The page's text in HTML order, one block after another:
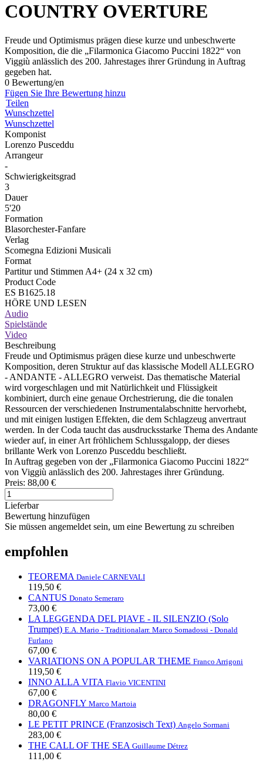
COUNTRY OVERTURE
Freude und Optimismus prägen diese kurze und unbeschwerte
Komposition, die die „Filarmonica Giacomo Puccini 1822“ von
Viggiù anlässlich des 200. Jahrestages ihrer Gründung in Auftrag
gegeben hat.
0 Bewertung/en
Fügen Sie Ihre Bewertung hinzu
Teilen
Wunschzettel
Wunschzettel
Komponist
Lorenzo Pusceddu
Arrangeur
-
Schwierigkeitsgrad
3
Dauer
5'20
Formation
Blasorchester-Fanfare
Verlag
Scomegna Edizioni Musicali
Format
Partitur und Stimmen A4+ (24 x 32 cm)
Product Code
ES B1625.18
HÖRE UND LESEN
Audio
Spielstände
Video
Beschreibung
Freude und Optimismus prägen diese kurze und unbeschwerte
Komposition, deren Struktur auf das klassische Modell ALLEGRO
- ANDANTE - ALLEGRO verweist. Das thematische Material
wird vorgeschlagen und mit Natürlichkeit und Flüssigkeit
kombiniert, durch eine genaue Orchestrierung, die die tonalen
Ressourcen der verschiedenen Instrumentalabschnitte hervorhebt,
und mit einigen lustigen Effekten, die dem Schlagzeug anvertraut
werden. In der Coda taucht das ausdrucksstarke Thema des Andante
wieder auf, in einer Art fröhlichem Schlussgalopp, der dieses
brillante Werk von Lorenzo Pusceddu beschließt.
In Auftrag gegeben von der „Filarmonica Giacomo Puccini 1822“
von Viggiù anlässlich des 200. Jahrestages ihrer Gründung.
Preis: 88,00 €
Lieferbar
Bewertung hinzufügen
Sie müssen angemeldet sein, um eine Bewertung zu schreiben
empfohlen
TEOREMA Daniele CARNEVALI
119,50 €
CANTUS Donato Semeraro
73,00 €
LA LEGGENDA DEL PIAVE - IL SILENZIO (Solo
Trumpet) E.A. Mario - Traditionalarr. Marco Somadossi - Donald
Furlano
67,00 €
VARIATIONS ON A POPULAR THEME Franco Arrigoni
119,50 €
INNO ALLA VITA Flavio VICENTINI
67,00 €
DRAGONFLY Marco Martoia
80,00 €
LE PETIT PRINCE (Franzosisch Text) Angelo Sormani
283,00 €
THE CALL OF THE SEA Guillaume Détrez
111,00 €